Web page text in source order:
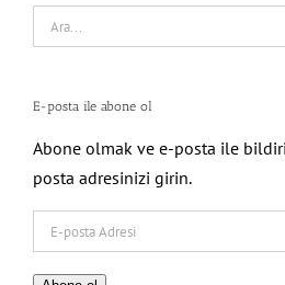
Search
for:
E-posta ile abone ol
Abone olmak ve e-posta ile
posta adresinizi girin.
posta